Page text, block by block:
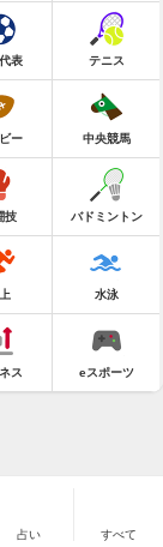
表 テニス
ー 中央競馬
技 バドミントン
水泳
ス eスポーツ
占い すべて